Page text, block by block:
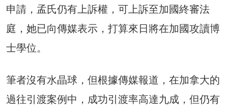
申請，孟氏仍有上訴權，可上訴至加國終審法
庭，她已向傳媒表示，打算來日將在加國攻讀博
士學位。
筆者沒有水晶球，但根據傳媒報道，在加拿大的
過往引渡案例中，成功引渡率高達九成，但仍有